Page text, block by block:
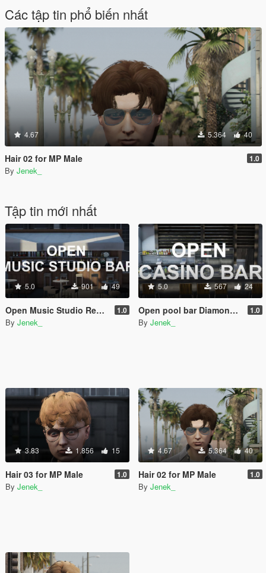
Các tập tin phổ biến nhất
4.67 5.364 40
Hair 02 for MP Male 1.0
By Jenek_
Tập tin mới nhất
5.0 901 49
Open Music Studio Record A bar 1.0
By Jenek_
5.0 567 24
Open pool bar Diamond Casino 1.0
By Jenek_
3.83 1.856 15
Hair 03 for MP Male 1.0
By Jenek_
4.67 5.364 40
Hair 02 for MP Male 1.0
By Jenek_